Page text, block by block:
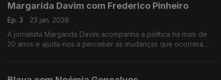
Margarida Davim com Frederico Pinheiro
Ep. 3
23 jan. 2026
A jornalista Margarida Davim acompanha a política há mais de
20 anos e ajuda-nos a perceber as mudanças que ocorreram